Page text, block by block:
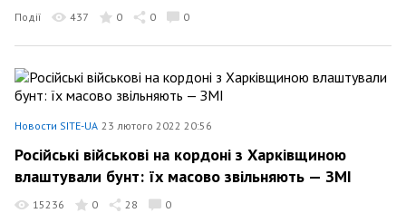
Події 437 0 0 0
Новости SITE-UA 23 лютого 2022 20:56
Російські військові на кордоні з Харківщиною
влаштували бунт: їх масово звільняють — ЗМІ
15236 0 28 0